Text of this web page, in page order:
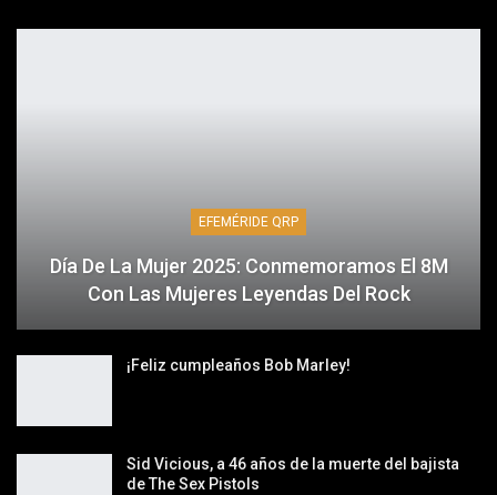
EFEMÉRIDE QRP
Día De La Mujer 2025: Conmemoramos El 8M
Con Las Mujeres Leyendas Del Rock
¡Feliz cumpleaños Bob Marley!
Sid Vicious, a 46 años de la muerte del bajista
de The Sex Pistols